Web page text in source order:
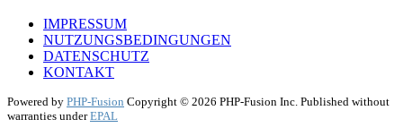
IMPRESSUM
NUTZUNGSBEDINGUNGEN
DATENSCHUTZ
KONTAKT
Powered by PHP-Fusion Copyright © 2026 PHP-Fusion Inc. Published without
warranties underEPAL